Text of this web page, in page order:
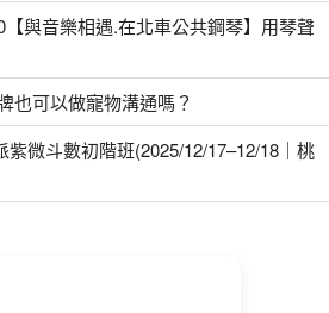
與音樂相遇.在北車公共鋼琴】用琴聲
也可以做寵物溝通嗎？
微斗數初階班(2025/12/17–12/18｜桃